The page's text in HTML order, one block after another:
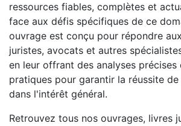
ressources fiables, complètes et
face aux défis spécifiques de ce
ouvrage est conçu pour répondre
juristes, avocats et autres
en leur offrant des analyses
pratiques pour garantir la réussite de
dans l'intérêt général.
Retrouvez tous nos ouvrages, livres